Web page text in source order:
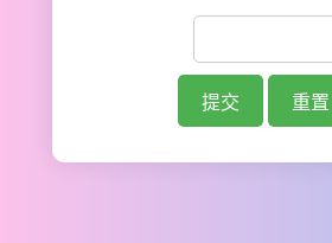
提交 重置